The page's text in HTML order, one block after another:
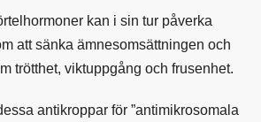
kan i sin tur påverka
att sänka ämnesomsättningen och
trötthet, viktuppgång och frusenhet.
antikroppar för ”antimikrosomala